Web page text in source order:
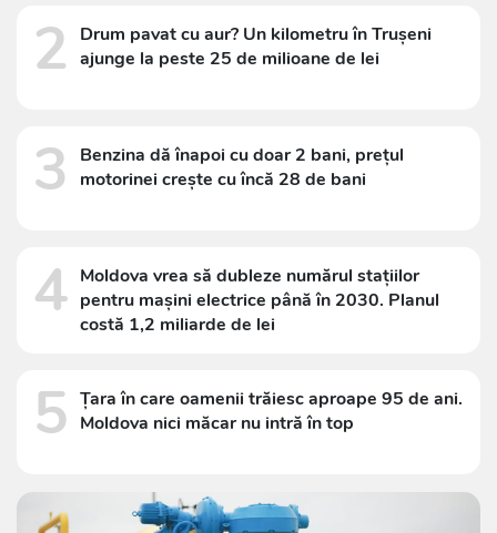
2
Drum pavat cu aur? Un kilometru în Trușeni
ajunge la peste 25 de milioane de lei
3
Benzina dă înapoi cu doar 2 bani, prețul
motorinei crește cu încă 28 de bani
4 Moldova vrea să dubleze numărul stațiilor
pentru mașini electrice până în 2030. Planul
costă 1,2 miliarde de lei
5 Țara în care oamenii trăiesc aproape 95 de ani.
Moldova nici măcar nu intră în top